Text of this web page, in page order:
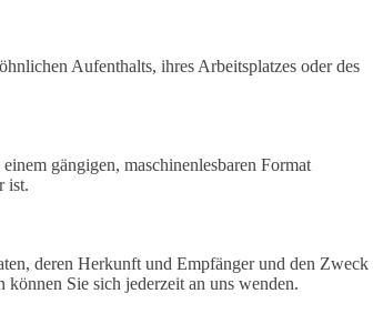
Aufenthalts, ihres Arbeitsplatzes oder des
gängigen, maschinenlesbaren Format
ist.
deren Herkunft und Empfänger und den Zweck
Sie sich jederzeit an uns wenden.